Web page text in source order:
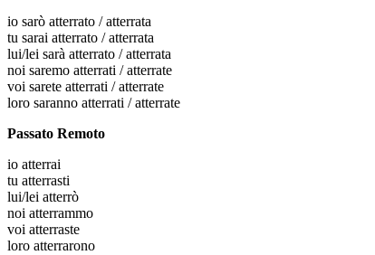
io sarò atterrato / atterrata
tu sarai atterrato / atterrata
lui/lei sarà atterrato / atterrata
noi saremo atterrati / atterrate
voi sarete atterrati / atterrate
loro saranno atterrati / atterrate
Passato Remoto
io atterrai
tu atterrasti
lui/lei atterrò
noi atterrammo
voi atterraste
loro atterrarono